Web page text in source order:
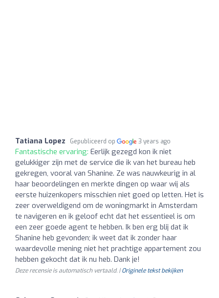
Tatiana Lopez Gepubliceerd op 3 years ago
Fantastische ervaring: Eerlijk gezegd kon ik niet
gelukkiger zijn met de service die ik van het bureau heb
gekregen, vooral van Shanine. Ze was nauwkeurig in al
haar beoordelingen en merkte dingen op waar wij als
eerste huizenkopers misschien niet goed op letten. Het is
zeer overweldigend om de woningmarkt in Amsterdam
te navigeren en ik geloof echt dat het essentieel is om
een zeer goede agent te hebben. Ik ben erg blij dat ik
Shanine heb gevonden; ik weet dat ik zonder haar
waardevolle mening niet het prachtige appartement zou
hebben gekocht dat ik nu heb. Dank je!
Deze recensie is automatisch vertaald. |Originele tekst bekijken